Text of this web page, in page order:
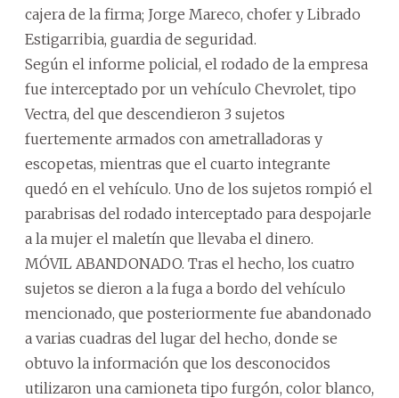
cajera de la firma; Jorge Mareco, chofer y Librado
Estigarribia, guardia de seguridad.
Según el informe policial, el rodado de la empresa
fue interceptado por un vehículo Chevrolet, tipo
Vectra, del que descendieron 3 sujetos
fuertemente armados con ametralladoras y
escopetas, mientras que el cuarto integrante
quedó en el vehículo. Uno de los sujetos rompió el
parabrisas del rodado interceptado para despojarle
a la mujer el maletín que llevaba el dinero.
MÓVIL ABANDONADO. Tras el hecho, los cuatro
sujetos se dieron a la fuga a bordo del vehículo
mencionado, que posteriormente fue abandonado
a varias cuadras del lugar del hecho, donde se
obtuvo la información que los desconocidos
utilizaron una camioneta tipo furgón, color blanco,